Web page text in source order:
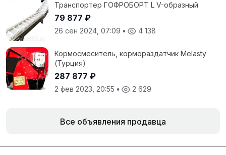
Транспортер ГОФРОБОРТ L V-образный
79 877 ₽
26 сен 2024, 07:09 • 4 138
Кормосмеситель, кормораздатчик Melasty
(Турция)
287 877 ₽
2 фев 2023, 20:55 • 2 629
Все объявления продавца